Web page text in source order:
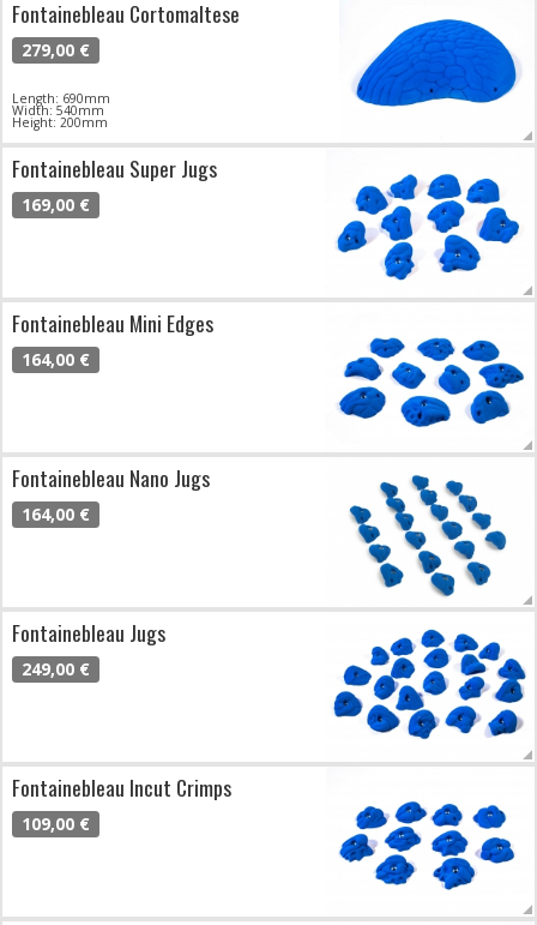
Fontainebleau Cortomaltese
279,00 €
Length: 690mm
Width: 540mm
Height: 200mm
Fontainebleau Super Jugs
169,00 €
Fontainebleau Mini Edges
164,00 €
Fontainebleau Nano Jugs
164,00 €
Fontainebleau Jugs
249,00 €
Fontainebleau Incut Crimps
109,00 €